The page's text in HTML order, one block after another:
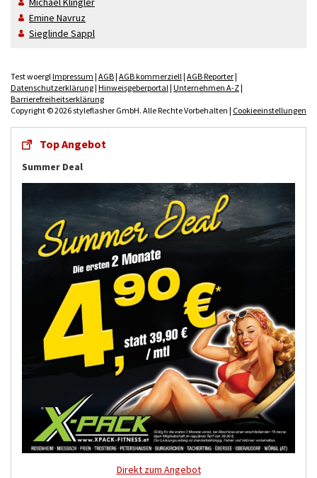
Emine Navruz
Sieglinde Sappl
Test woergl Impressum | AGB| AGB kommerziell | AGB Reporter|
Datenschutzerklärung| Hinweisgeberportal | Unternehmen A-Z|
Barrierefreiheitserklärung
Copyright © 2026 styleflasher GmbH. Alle Rechte Vorbehalten | Cookieeinstellungen
Top Angebot
Summer Deal
Direkt zum Angebot